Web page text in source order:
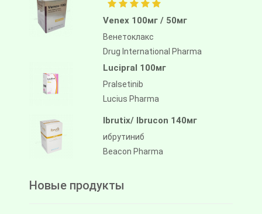
Venex 100мг / 50мг
Венетоклакс
Drug International Pharma
Lucipral 100мг
Pralsetinib
Lucius Pharma
Ibrutix/ Ibrucon 140мг
ибрутиниб
Beacon Pharma
Новые продукты